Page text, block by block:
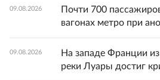
09.08.2026
Почти 700
вагонах метро при
09.08.2026
На западе Франции
реки Луары достиг